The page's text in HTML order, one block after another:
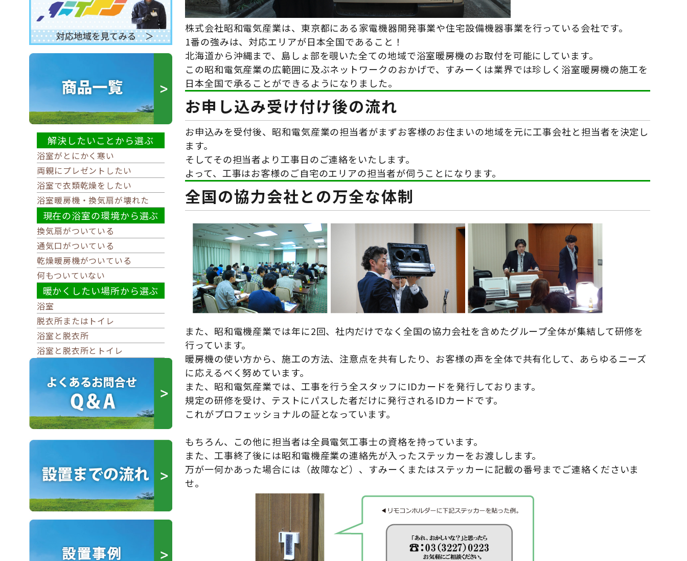
解決したいことから選ぶ
浴室がとにかく寒い
両親にプレゼントしたい
浴室で衣類乾燥をしたい
浴室暖房機・換気扇が壊れた
現在の浴室の環境から選ぶ
換気扇がついている
通気口がついている
乾燥暖房機がついている
何もついていない
暖かくしたい場所から選ぶ
浴室
脱衣所またはトイレ
浴室と脱衣所
浴室と脱衣所とトイレ
株式会社昭和電気産業は、東京都にある家電機器開発事業や住宅設備機器事業を行っている会社です。
1番の強みは、対応エリアが日本全国であること！
北海道から沖縄まで、島しょ部を覗いた全ての地域で浴室暖房機のお取付を可能にしています。
この昭和電気産業の広範囲に及ぶネットワークのおかげで、すみーくは業界では珍しく浴室暖房機の施工を
日本全国で承ることができるようになりました。
お申し込み受け付け後の流れ
お申込みを受付後、昭和電気産業の担当者がまずお客様のお住まいの地域を元に工事会社と担当者を決定し
ます。
そしてその担当者より工事日のご連絡をいたします。
よって、工事はお客様のご自宅のエリアの担当者が伺うことになります。
全国の協力会社との万全な体制
また、昭和電機産業では年に2回、社内だけでなく全国の協力会社を含めたグループ全体が集結して研修を
行っています。
暖房機の使い方から、施工の方法、注意点を共有したり、お客様の声を全体で共有化して、あらゆるニーズ
に応えるべく努めています。
また、昭和電気産業では、工事を行う全スタッフにIDカードを発行しております。
規定の研修を受け、テストにパスした者だけに発行されるIDカードです。
これがプロフェッショナルの証となっています。
もちろん、この他に担当者は全員電気工事士の資格を持っています。
また、工事終了後には昭和電機産業の連絡先が入ったステッカーをお渡しします。
万が一何かあった場合には（故障など）、すみーくまたはステッカーに記載の番号までご連絡くださいま
せ。